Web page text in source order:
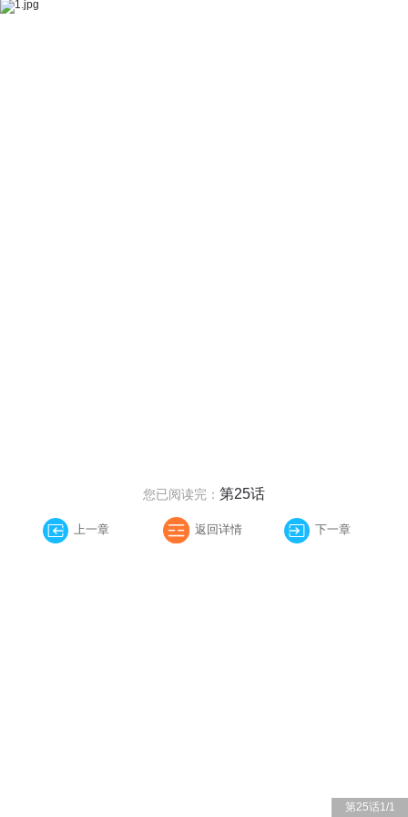
第25话1/1
您已阅读完： 第25话
上一章 返回详情 下一章